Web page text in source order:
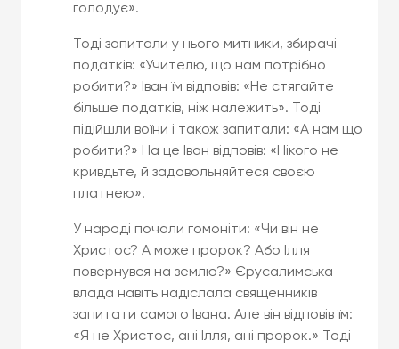
голодує».
Тоді запитали у нього митники, збирачі
податків: «Учителю, що нам потрібно
робити?» Іван їм відповів: «Не стягайте
більше податків, ніж належить». Тоді
підійшли воїни і також запитали: «А нам що
робити?» На це Іван відповів: «Нікого не
кривдьте, й задовольняйтеся своєю
платнею».
У народі почали гомоніти: «Чи він не
Христос? А може пророк? Або Ілля
повернувся на землю?» Єрусалимська
влада навіть надіслала священників
запитати самого Івана. Але він відповів їм:
«Я не Христос, ані Ілля, ані пророк.» Тоді